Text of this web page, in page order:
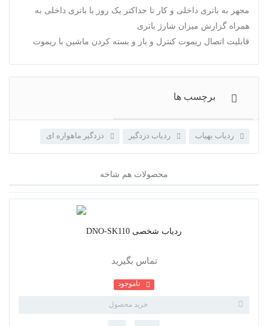
مجهز به باتری داخلی و کار تا حداکتر یک روز با باتری داخلی به
همراه گزارش میزان شارژ باتری
قابلیت اتصال ریموت کنترل و باز و بسته کردن ماشین با ریموت
ردیاب بهیاب ردیاب دزدگیر دزدگیر ماهواره ای
محصولات هم شاخه
ردیاب شخصی DNO-SK110
تماس بگیرید
ناموجود
خرید محصول